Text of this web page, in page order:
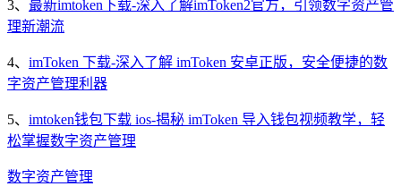
3、 最新imtoken下载-深入了解imToken2官方，引领数字资产管
理新潮流
4、 imToken 下载-深入了解 imToken 安卓正版，安全便捷的数
字资产管理利器
5、 imtoken钱包下载 ios-揭秘 imToken 导入钱包视频教学，轻
松掌握数字资产管理
数字资产管理